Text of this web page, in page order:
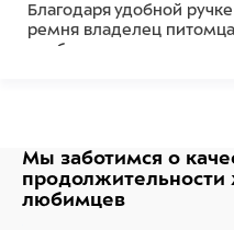
Благодаря удобной
ремня владелец
удобнее нести переноску.
переноски 20 кг. Вес
стандартам ж/д и авиа
перевозок.
Мы заботимся о
продолжительности
любимцев